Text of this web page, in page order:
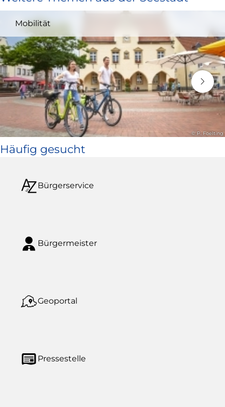
und
in
neuem
Fenster)
Mobilität
© P. Foelting
Häufig gesucht
Bürgerservice
Bürgermeister
Geoportal
Pressestelle